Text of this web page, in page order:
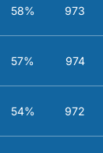
58% 973
57% 974
54% 972